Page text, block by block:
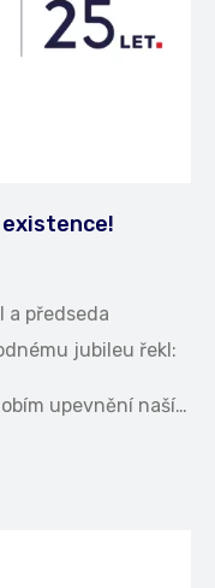
existence!
a předseda
jubileu řekl:
upevnění naší…